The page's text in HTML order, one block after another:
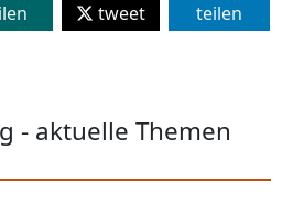
tweet teilen
- aktuelle Themen